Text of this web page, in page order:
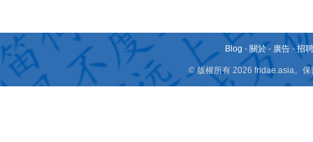
Blog - 關於 - 廣告 -招
© 版權所有 2026 fridae.asia。